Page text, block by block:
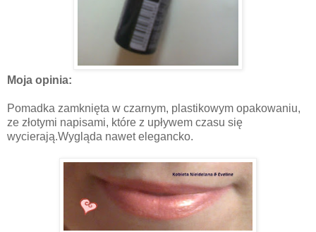
Moja opinia:
Pomadka zamknięta w czarnym, plastikowym opakowaniu,
ze złotymi napisami, które z upływem czasu się
wycierają.Wygląda nawet elegancko.